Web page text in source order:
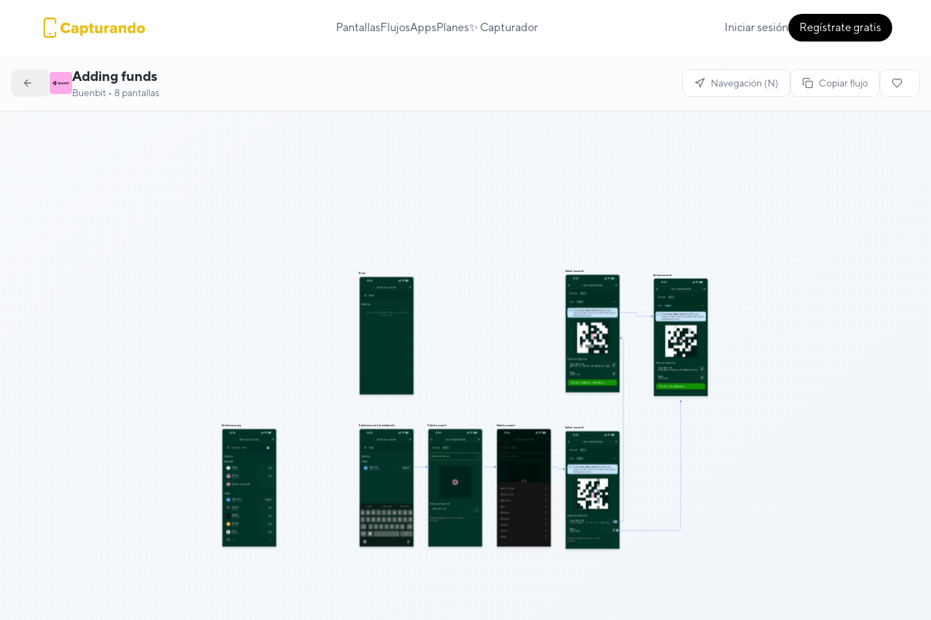
PantallasFlujosAppsPlanes✨ Capturador Iniciar sesión Regístrate gratis
Adding funds
Buenbit • 8 pantallas
Navegación (N) Copiar flujo
Select currency
Error
Select account, Investments Select account Select account
Select account
Select account
Select account